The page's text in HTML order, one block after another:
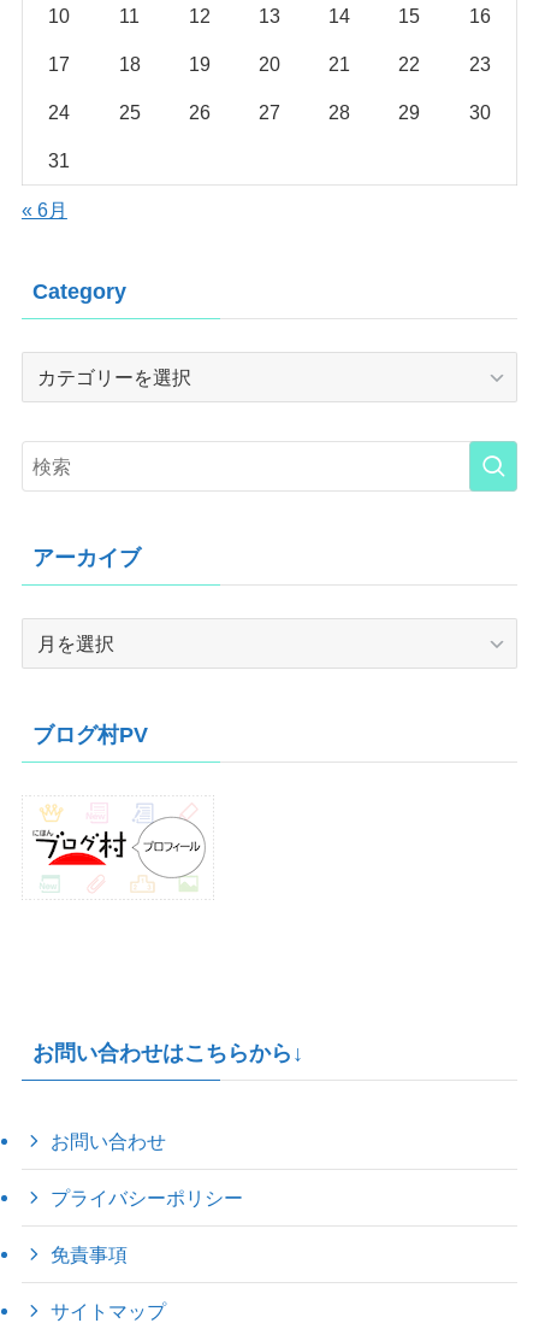
10 11 12 13 14 15 16
17 18 19 20 21 22 23
24 25 26 27 28 29 30
31
« 6月
Category
Category
アーカイブ
ブ
ブログ村PV
お問い合わせはこちらから↓
お問い合わせ
プライバシーポリシー
免責事項
サイトマップ